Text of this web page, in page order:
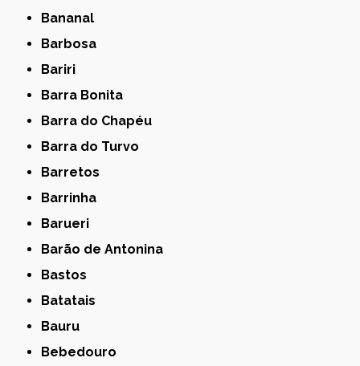
Bananal
Barbosa
Bariri
Barra Bonita
Barra do Chapéu
Barra do Turvo
Barretos
Barrinha
Barueri
Barão de Antonina
Bastos
Batatais
Bauru
Bebedouro